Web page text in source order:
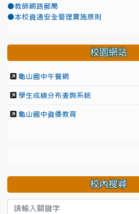
●教師網路郵局
●本校資通安全管理實施原則
校園網站
龜山國中午餐網
學生成績分布查詢系統
龜山國中資優教育
校內搜尋